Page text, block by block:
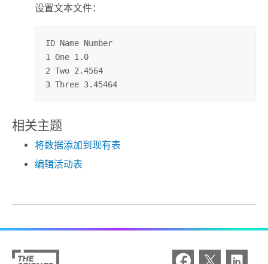
设置文本文件：
ID Name Number
1 One 1.0
2 Two 2.4564
3 Three 3.45464
相关主题
将数据添加到现有表
编辑活动表